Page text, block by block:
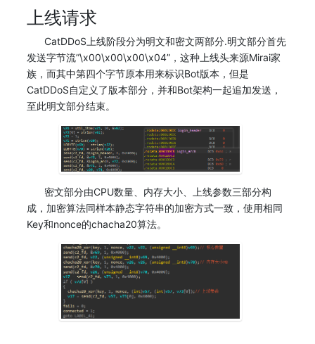
上线请求
CatDDoS上线阶段分为明文和密文两部分.明文部分首先
发送字节流”\x00\x00\x00\x04”，这种上线头来源Mirai家
族，而其中第四个字节原本用来标识Bot版本，但是
CatDDoS自定义了版本部分，并和Bot架构一起追加发送，
至此明文部分结束。
密文部分由CPU数量、内存大小、上线参数三部分构
成，加密算法同样本静态字符串的加密方式一致，使用相同
Key和nonce的chacha20算法。